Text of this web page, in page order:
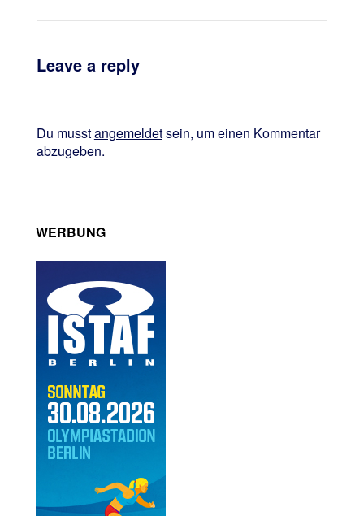
Leave a reply
Du musstangemeldetsein, um einen Kommentar
abzugeben.
WERBUNG